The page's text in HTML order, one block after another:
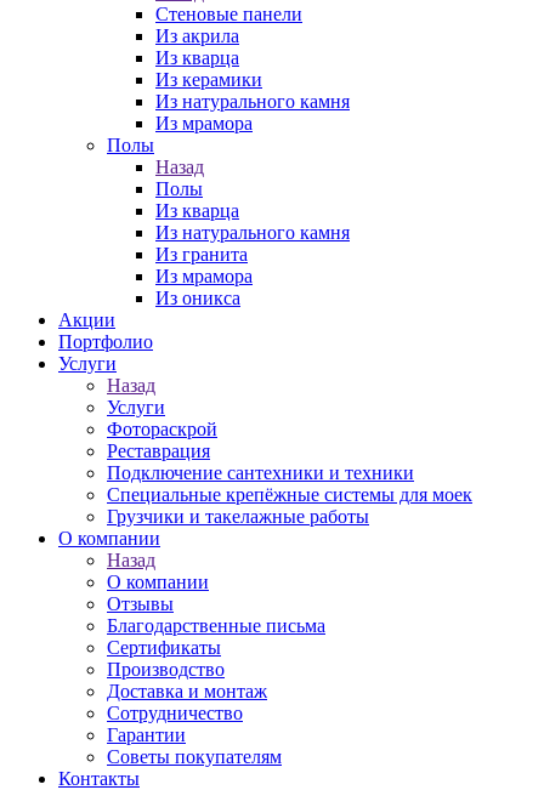
Стеновые панели
Из акрила
Из кварца
Из керамики
Из натурального камня
Из мрамора
Полы
Назад
Полы
Из кварца
Из натурального камня
Из гранита
Из мрамора
Из оникса
Акции
Портфолио
Услуги
Назад
Услуги
Фотораскрой
Реставрация
Подключение сантехники и техники
Специальные крепёжные системы для моек
Грузчики и такелажные работы
О компании
Назад
О компании
Отзывы
Благодарственные письма
Сертификаты
Производство
Доставка и монтаж
Сотрудничество
Гарантии
Советы покупателям
Контакты